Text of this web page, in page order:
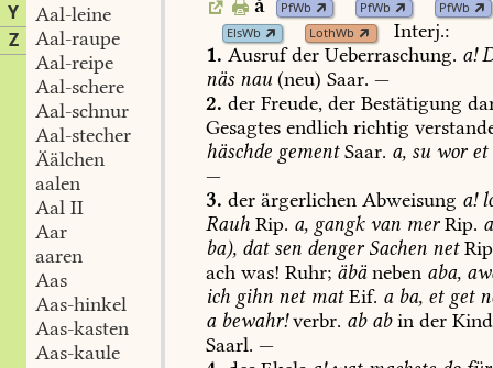
Y
Z
Aal-leine
Aal-raupe
Aal-reipe
Aal-schere
Aal-schnur
Aal-stecher
Äälchen
aalen
Aal II
Aar
aaren
Aas
Aas-hinkel
Aas-kasten
Aas-kaule
ă PfWb PfWb
PfWb
ElsWb
LothWb
Interj.:
1. Ausrufder Ueberraschung. a!
näs nau (neu) Saar. —
2. der Freude, der Bestätigung
Gesagtes endlich richtig
häschde gementSaar. a, su woret
—
3. der ärgerlichen Abweisung a!
Rauh Rip. a, gangkvan merRip. a
ba), datsen dengerSachen net
ach was! Ruhr; äbäneben aba,
ich gihn netmatEif. aba, etget
abewahr!verbr. ababin der
Saarl. —